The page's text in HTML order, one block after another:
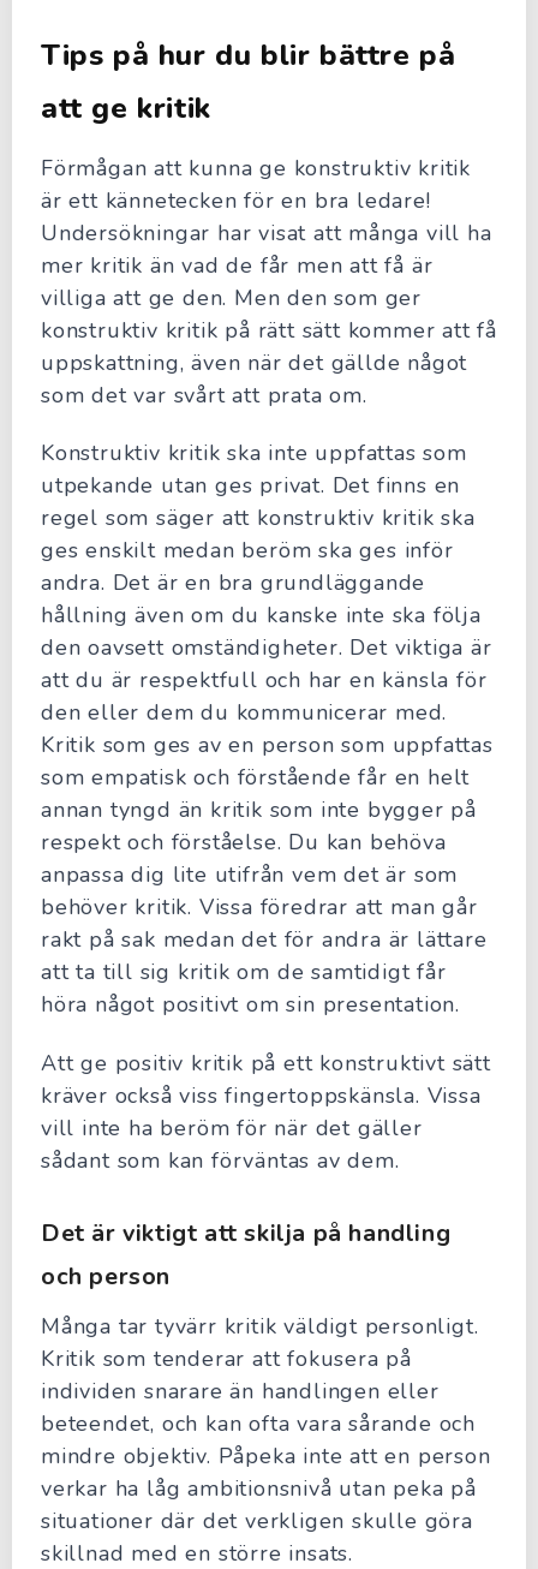
Tips på hur du blir bättre på
att ge kritik
Förmågan att kunna ge konstruktiv kritik
är ett kännetecken för en bra ledare!
Undersökningar har visat att många vill ha
mer kritik än vad de får men att få är
villiga att ge den. Men den som ger
konstruktiv kritik på rätt sätt kommer att få
uppskattning, även när det gällde något
som det var svårt att prata om.
Konstruktiv kritik ska inte uppfattas som
utpekande utan ges privat. Det finns en
regel som säger att konstruktiv kritik ska
ges enskilt medan beröm ska ges inför
andra. Det är en bra grundläggande
hållning även om du kanske inte ska följa
den oavsett omständigheter. Det viktiga är
att du är respektfull och har en känsla för
den eller dem du kommunicerar med.
Kritik som ges av en person som uppfattas
som empatisk och förstående får en helt
annan tyngd än kritik som inte bygger på
respekt och förståelse. Du kan behöva
anpassa dig lite utifrån vem det är som
behöver kritik. Vissa föredrar att man går
rakt på sak medan det för andra är lättare
att ta till sig kritik om de samtidigt får
höra något positivt om sin presentation.
Att ge positiv kritik på ett konstruktivt sätt
kräver också viss fingertoppskänsla. Vissa
vill inte ha beröm för när det gäller
sådant som kan förväntas av dem.
Det är viktigt att skilja på handling
och person
Många tar tyvärr kritik väldigt personligt.
Kritik som tenderar att fokusera på
individen snarare än handlingen eller
beteendet, och kan ofta vara sårande och
mindre objektiv. Påpeka inte att en person
verkar ha låg ambitionsnivå utan peka på
situationer där det verkligen skulle göra
skillnad med en större insats.